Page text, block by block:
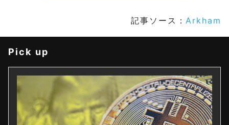
記事ソース： Arkham
Pick up